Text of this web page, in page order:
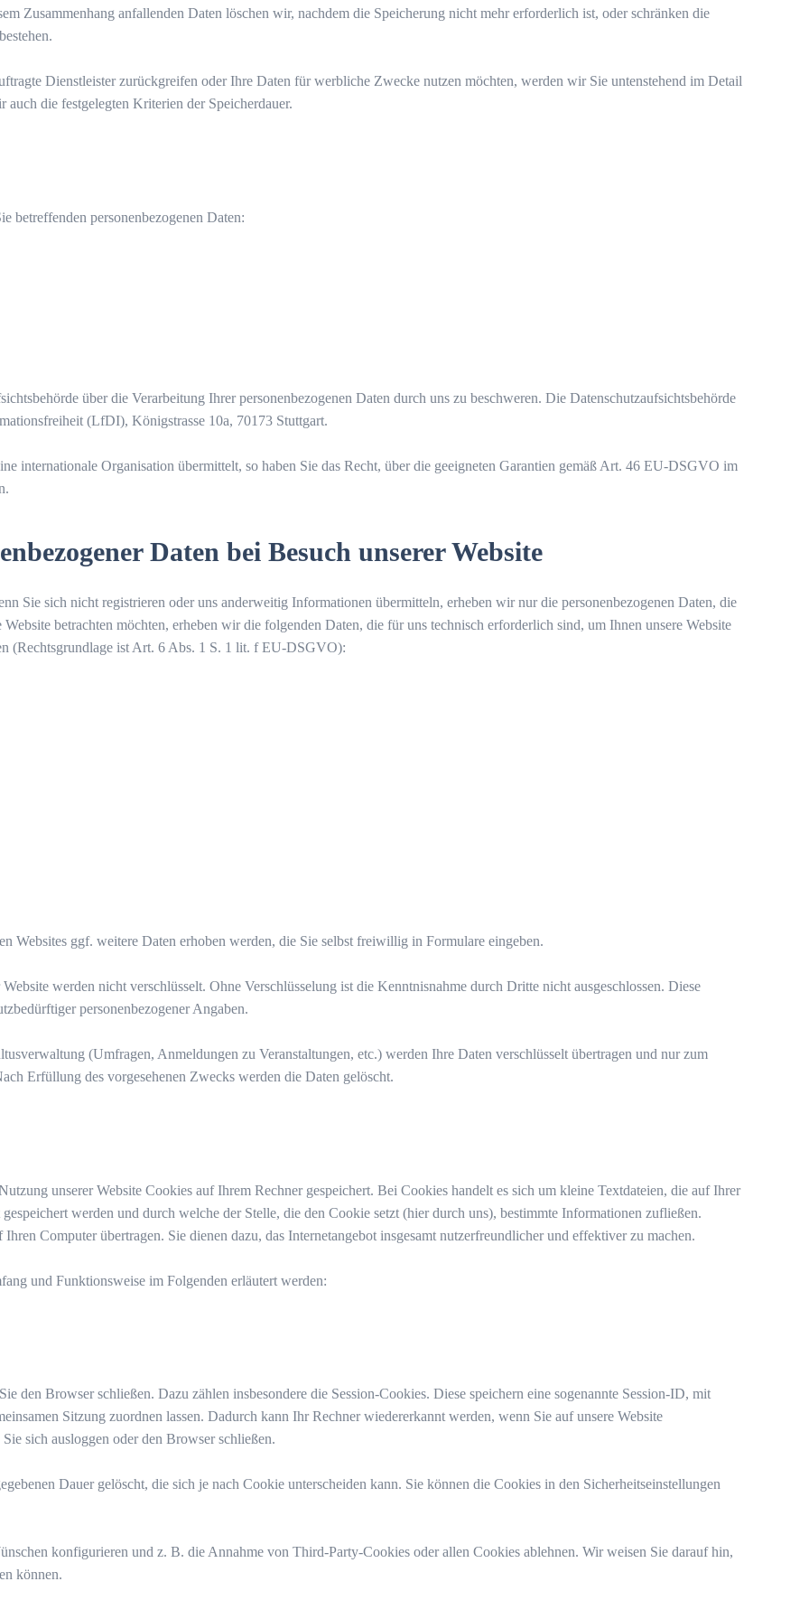
Zusammenhang anfallenden Daten löschen wir, nachdem die Speicherung nicht mehr erforderlich ist, oder schränken die
Dienstleister zurückgreifen oder Ihre Daten für werbliche Zwecke nutzen möchten, werden wir Sie untenstehend im Detail
die festgelegten Kriterien der Speicherdauer.
betreffenden personenbezogenen Daten:
über die Verarbeitung Ihrer personenbezogenen Daten durch uns zu beschweren. Die Datenschutzaufsichtsbehörde
(LfDI), Königstrasse 10a, 70173 Stuttgart.
internationale Organisation übermittelt, so haben Sie das Recht, über die geeigneten Garantien gemäß Art. 46 EU-DSGVO im
Daten bei Besuch unserer Website
Sie sich nicht registrieren oder uns anderweitig Informationen übermitteln, erheben wir nur die personenbezogenen Daten, die
betrachten möchten, erheben wir die folgenden Daten, die für uns technisch erforderlich sind, um Ihnen unsere Website
(Rechtsgrundlage ist Art. 6 Abs. 1 S. 1 lit. f EU-DSGVO):
Websites ggf. weitere Daten erhoben werden, die Sie selbst freiwillig in Formulare eingeben.
werden nicht verschlüsselt. Ohne Verschlüsselung ist die Kenntnisnahme durch Dritte nicht ausgeschlossen. Diese
personenbezogener Angaben.
(Umfragen, Anmeldungen zu Veranstaltungen, etc.) werden Ihre Daten verschlüsselt übertragen und nur zum
Erfüllung des vorgesehenen Zwecks werden die Daten gelöscht.
unserer Website Cookies auf Ihrem Rechner gespeichert. Bei Cookies handelt es sich um kleine Textdateien, die auf Ihrer
werden und durch welche der Stelle, die den Cookie setzt (hier durch uns), bestimmte Informationen zufließen.
Computer übertragen. Sie dienen dazu, das Internetangebot insgesamt nutzerfreundlicher und effektiver zu machen.
und Funktionsweise im Folgenden erläutert werden:
den Browser schließen. Dazu zählen insbesondere die Session-Cookies. Diese speichern eine sogenannte Session-ID, mit
Sitzung zuordnen lassen. Dadurch kann Ihr Rechner wiedererkannt werden, wenn Sie auf unsere Website
sich ausloggen oder den Browser schließen.
Dauer gelöscht, die sich je nach Cookie unterscheiden kann. Sie können die Cookies in den Sicherheitseinstellungen
konfigurieren und z. B. die Annahme von Third-Party-Cookies oder allen Cookies ablehnen. Wir weisen Sie darauf hin,
können.